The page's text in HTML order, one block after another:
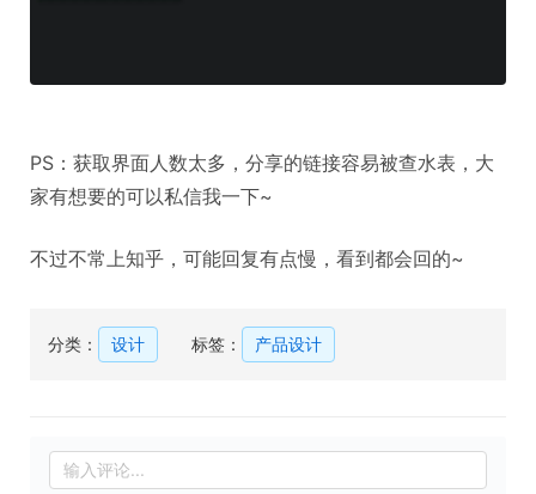
PS：获取界面人数太多，分享的链接容易被查水表，大
家有想要的可以私信我一下~
不过不常上知乎，可能回复有点慢，看到都会回的~
分类： 设计 标签： 产品设计